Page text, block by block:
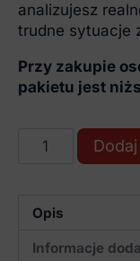
analizujesz
trudne sytuacje
Przy zakupie
pakietu jest
ilość
Skuteczna
praktyce
Opis
Informacje